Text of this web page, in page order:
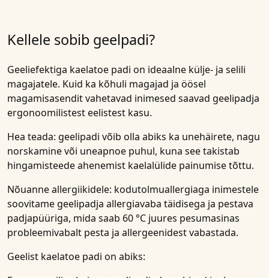
Kellele sobib geelpadi?
Geeliefektiga kaelatoe padi on ideaalne külje- ja selili
magajatele. Kuid ka kõhuli magajad ja öösel
magamisasendit vahetavad inimesed saavad geelipadja
ergonoomilistest eelistest kasu.
Hea teada: geelipadi võib olla abiks ka unehäirete, nagu
norskamine või uneapnoe puhul, kuna see takistab
hingamisteede ahenemist kaelalülide painumise tõttu.
Nõuanne allergiikidele: kodutolmuallergiaga inimestele
soovitame geelipadja allergiavaba täidisega ja pestava
padjapüüriga, mida saab 60 °C juures pesumasinas
probleemivabalt pesta ja allergeenidest vabastada.
Geelist kaelatoe padi on abiks: